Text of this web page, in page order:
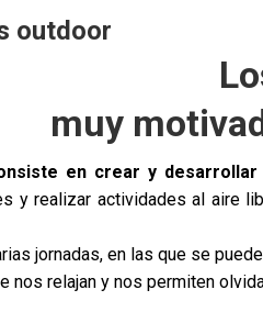
muy
en crear y
y realizar actividades al aire
jornadas, en las que se
nos relajan y nos permiten